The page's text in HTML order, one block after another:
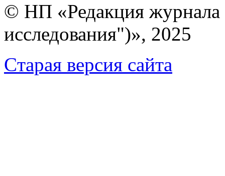
© НП «Редакция
исследования")», 2025
Cтарая версия сайта